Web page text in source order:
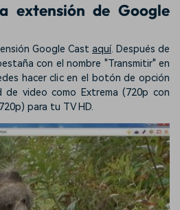
extensión de Google
Google Cast aquí. Después de
con el nombre "Transmitir" en
hacer clic en el botón de opción
de video como Extrema (720p con
para tu TV HD.